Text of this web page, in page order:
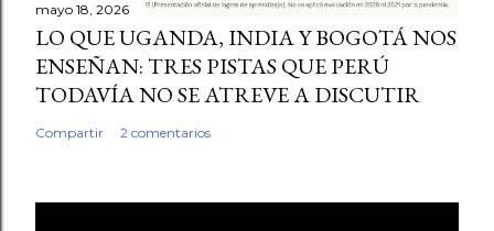
mayo 18, 2026
LO QUE UGANDA, INDIA Y BOGOTÁ NOS
ENSEÑAN: TRES PISTAS QUE PERÚ
TODAVÍA NO SE ATREVE A DISCUTIR
Compartir 2 comentarios